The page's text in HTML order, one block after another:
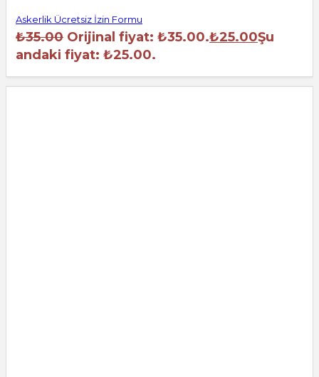
Askerlik Ücretsiz İzin Formu
₺35.00 Orijinal fiyat: ₺35.00.₺25.00Şu
andaki fiyat: ₺25.00.